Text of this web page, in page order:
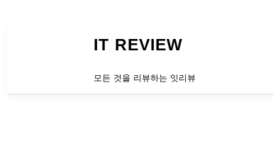
IT REVIEW
모든 것을 리뷰하는 잇리뷰